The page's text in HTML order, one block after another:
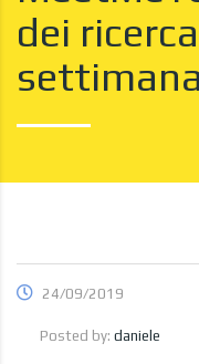
dei
settimana
24/09/2019
Posted by: daniele